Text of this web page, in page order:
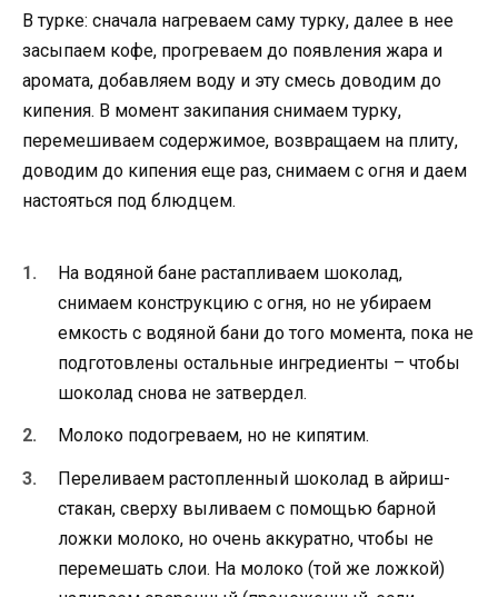
В турке: сначала нагреваем саму турку, далее в нее
засыпаем кофе, прогреваем до появления жара и
аромата, добавляем воду и эту смесь доводим до
кипения. В момент закипания снимаем турку,
перемешиваем содержимое, возвращаем на плиту,
доводим до кипения еще раз, снимаем с огня и даем
настояться под блюдцем.
На водяной бане растапливаем шоколад,
снимаем конструкцию с огня, но не убираем
емкость с водяной бани до того момента, пока не
подготовлены остальные ингредиенты – чтобы
шоколад снова не затвердел.
Молоко подогреваем, но не кипятим.
Переливаем растопленный шоколад в айриш-
стакан, сверху выливаем с помощью барной
ложки молоко, но очень аккуратно, чтобы не
перемешать слои. На молоко (той же ложкой)